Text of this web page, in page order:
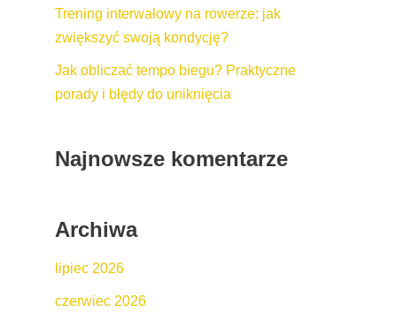
Trening interwałowy na rowerze: jak
zwiększyć swoją kondycję?
Jak obliczać tempo biegu? Praktyczne
porady i błędy do uniknięcia
Najnowsze komentarze
Archiwa
lipiec 2026
czerwiec 2026